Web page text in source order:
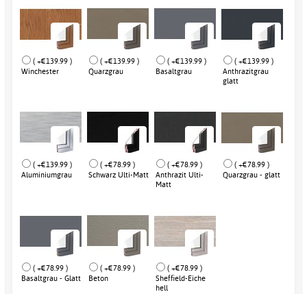
( +€139.99 )
Winchester
( +€139.99 )
Quarzgrau
( +€139.99 )
Basaltgrau
( +€139.99 )
Anthrazitgrau
glatt
( +€139.99 )
Aluminiumgrau
( +€78.99 )
Schwarz Ulti-Matt
( +€78.99 )
Anthrazit Ulti-
Matt
( +€78.99 )
Quarzgrau - glatt
( +€78.99 )
Basaltgrau - Glatt
( +€78.99 )
Beton
( +€78.99 )
Sheffield-Eiche
hell